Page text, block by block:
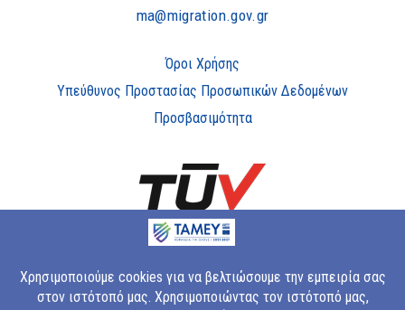
ma@migration.gov.gr
Όροι Χρήσης
Υπεύθυνος Προστασίας Προσωπικών Δεδομένων
Προσβασιμότητα